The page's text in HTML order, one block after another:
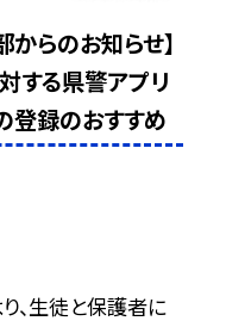
からのお知らせ】
する県警アプリ
登録のおすすめ
、生徒と保護者に